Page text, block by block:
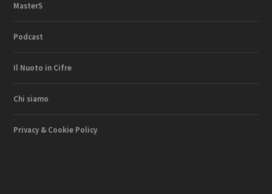
MasterS
Podcast
Il Nuoto in Cifre
Chi siamo
Privacy & Cookie Policy